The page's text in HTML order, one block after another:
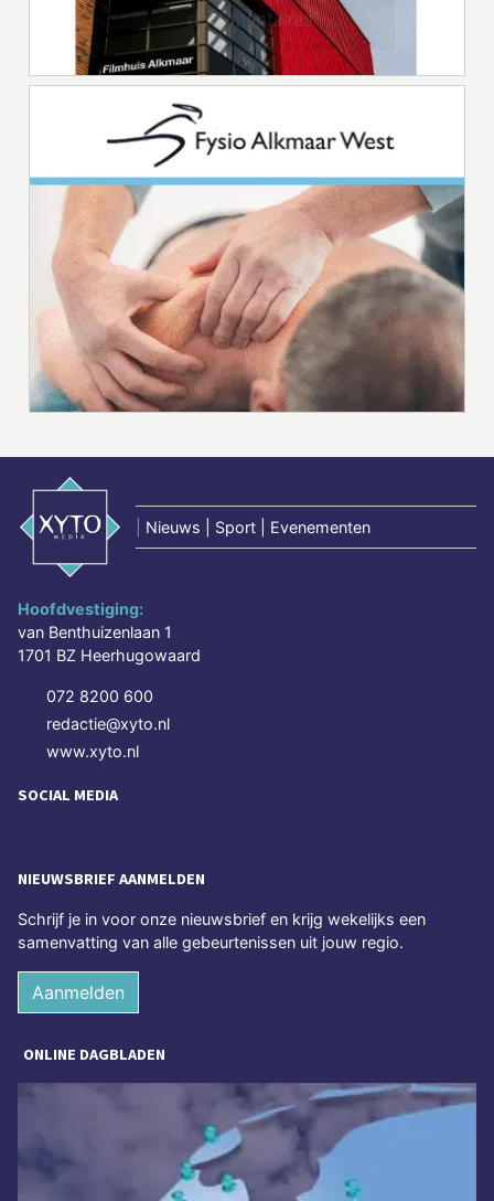
Nieuws | Sport | Evenementen
Hoofdvestiging:
van Benthuizenlaan 1
1701 BZ Heerhugowaard
072 8200 600
redactie@xyto.nl
www.xyto.nl
SOCIAL MEDIA
NIEUWSBRIEF AANMELDEN
Schrijf je in voor onze nieuwsbrief en krijg wekelijks een
samenvatting van alle gebeurtenissen uit jouw regio.
Aanmelden
ONLINE DAGBLADEN